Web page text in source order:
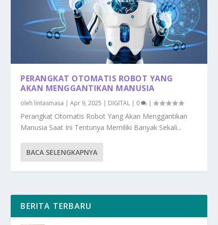
PERANGKAT OTOMATIS ROBOT YANG
AKAN MENGGANTIKAN MANUSIA
oleh lintasmasa |Apr 9, 2025 | DIGITAL | 0 |
Perangkat Otomatis Robot Yang Akan Menggantikan
Manusia Saat Ini Tentunya Memiliki Banyak Sekali...
BACA SELENGKAPNYA
BERITA TERBARU